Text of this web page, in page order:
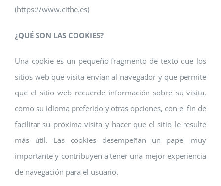
(https://www.cithe.es)
¿QUÉ SON LAS COOKIES?
Una cookie es un pequeño fragmento de texto que los
sitios web que visita envían al navegador y que permite
que el sitio web recuerde información sobre su visita,
como su idioma preferido y otras opciones, con el fin de
facilitar su próxima visita y hacer que el sitio le resulte
más útil. Las cookies desempeñan un papel muy
importante y contribuyen a tener una mejor experiencia
de navegación para el usuario.